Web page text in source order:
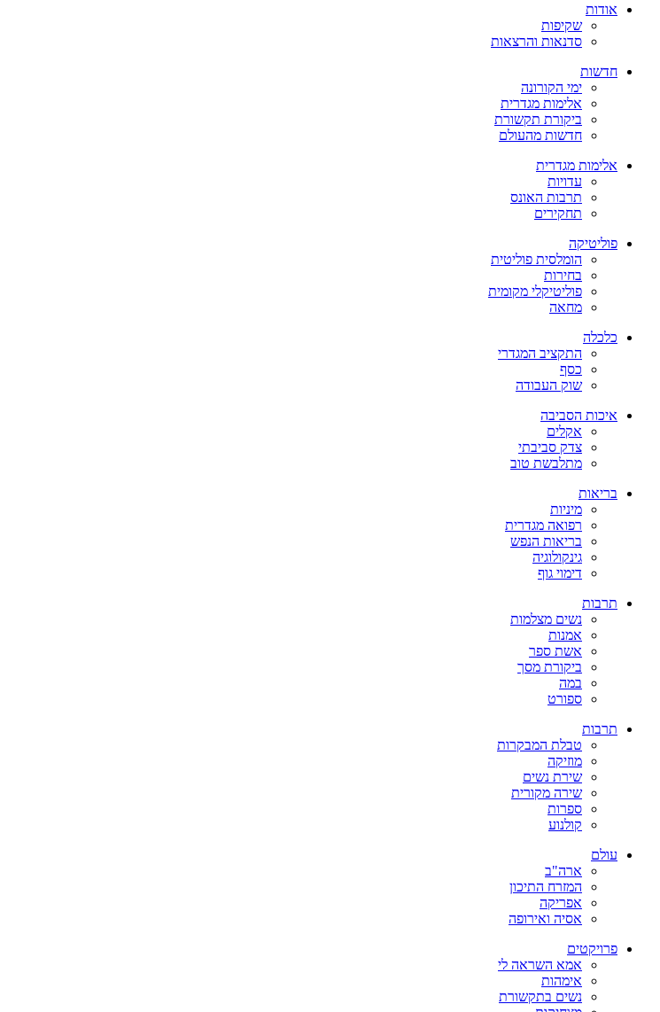
אודות
שקיפות
סדנאות והרצאות
חדשות
ימי הקורונה
אלימות מגדרית
ביקורת תקשורת
חדשות מהעולם
אלימות מגדרית
עדויות
תרבות האונס
תחקירים
פוליטיקה
הומלסית פוליטית
בחירות
פוליטיקלי מקומית
מחאה
כלכלה
התקציב המגדרי
כסף
שוק העבודה
איכות הסביבה
אקלים
צדק סביבתי
מתלבשת טוב
בריאות
מיניות
רפואה מגדרית
בריאות הנפש
גינקולוגיה
דימוי גוף
תרבות
נשים מצלמות
אמנות
אשת ספר
ביקורת מסך
במה
ספורט
תרבות
טבלת המבקרות
מוזיקה
שירת נשים
שירה מקורית
ספרות
קולנוע
עולם
ארה"ב
המזרח התיכון
אפריקה
אסיה ואירופה
פרויקטים
אמא השראה לי
אימהות
נשים בתקשורת